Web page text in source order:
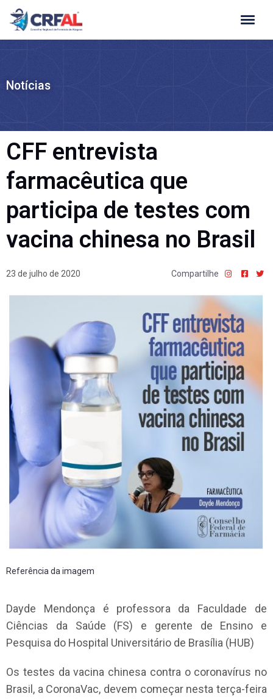
Ir
para
Notícias
CFF entrevista
farmacêutica que
participa de testes com
vacina chinesa no Brasil
23 de julho de 2020 Compartilhe
Referência da imagem
Dayde Mendonça é professora da Faculdade de
Ciências da Saúde (FS) e gerente de Ensino e
Pesquisa do Hospital Universitário de Brasília (HUB)
Os testes da vacina chinesa contra o coronavírus no
Brasil, a CoronaVac, devem começar nesta terça-feira